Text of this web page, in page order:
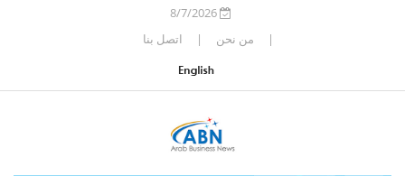
8/7/2026
|
من نحن | اتصل بنا